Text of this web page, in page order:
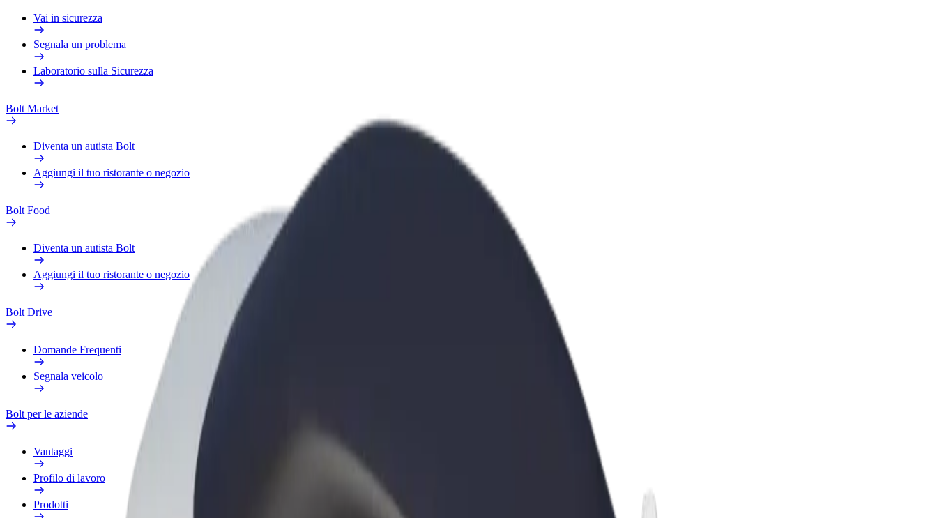
Vai in sicurezza
Segnala un problema
Laboratorio sulla Sicurezza
Bolt Market
Diventa un autista Bolt
Aggiungi il tuo ristorante o negozio
Bolt Food
Diventa un autista Bolt
Aggiungi il tuo ristorante o negozio
Bolt Drive
Domande Frequenti
Segnala veicolo
Bolt per le aziende
Vantaggi
Profilo di lavoro
Prodotti